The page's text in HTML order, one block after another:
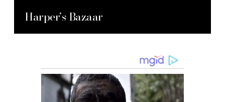
Harper’s Bazaar